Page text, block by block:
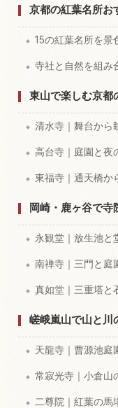
京都の紅葉名所お
15の紅葉名所を景
寺社と自然を組み
東山で楽しむ京都
清水寺｜舞台から
高台寺｜庭園と夜
東福寺｜通天橋か
岡崎・鹿ヶ谷で寺
永観堂｜放生池と
南禅寺｜三門と庭
真如堂｜三重塔と
嵯峨嵐山で山と川
天龍寺｜曹源池庭
常寂光寺｜小倉山
二尊院｜紅葉の馬